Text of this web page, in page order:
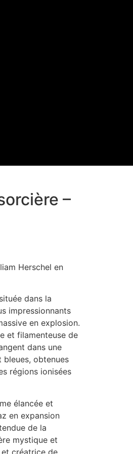
–
Herschel en
dans la
impressionnants
en explosion.
et filamenteuse de
dans une
obtenues
régions ionisées
élancée et
en expansion
de la
mystique et
créatrice de